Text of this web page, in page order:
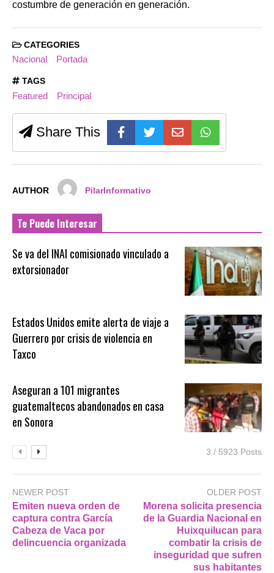
costumbre de generación en generación.
CATEGORIES
Nacional Portada
TAGS
Featured Principal
Share This
AUTHOR PilarInformativo
Te Puede Interesar
Se va del INAI comisionado vinculado a
extorsionador
Estados Unidos emite alerta de viaje a
Guerrero por crisis de violencia en
Taxco
Aseguran a 101 migrantes
guatemaltecos abandonados en casa
en Sonora
3 / 5923 Posts
NEWER POST
Emiten nueva orden de
captura contra García
Cabeza de Vaca por
delincuencia organizada
OLDER POST
Morena solicita presencia
de la Guardia Nacional en
Huixquilucan para
combatir la crisis de
inseguridad que sufren
sus habitantes